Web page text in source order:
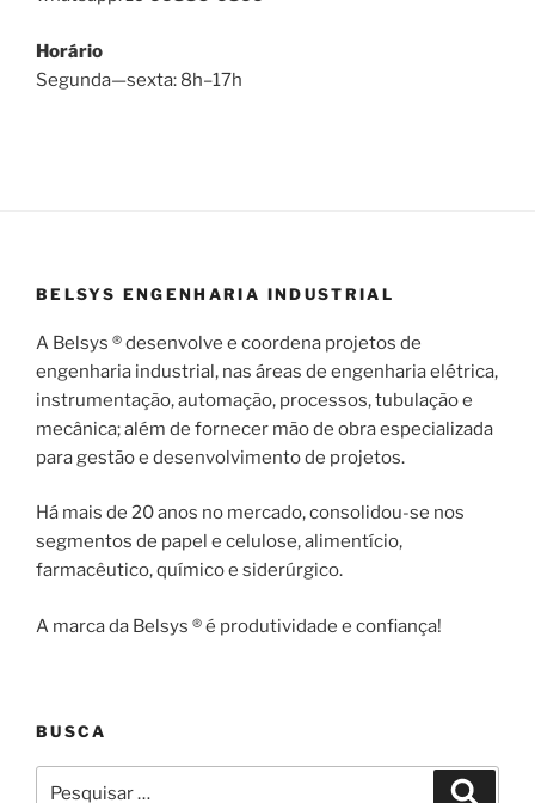
Horário
Segunda—sexta: 8h–17h
BELSYS ENGENHARIA INDUSTRIAL
A Belsys ® desenvolve e coordena projetos de
engenharia industrial, nas áreas de engenharia elétrica,
instrumentação, automação, processos, tubulação e
mecânica; além de fornecer mão de obra especializada
para gestão e desenvolvimento de projetos.
Há mais de 20 anos no mercado, consolidou-se nos
segmentos de papel e celulose, alimentício,
farmacêutico, químico e siderúrgico.
A marca da Belsys ® é produtividade e confiança!
BUSCA